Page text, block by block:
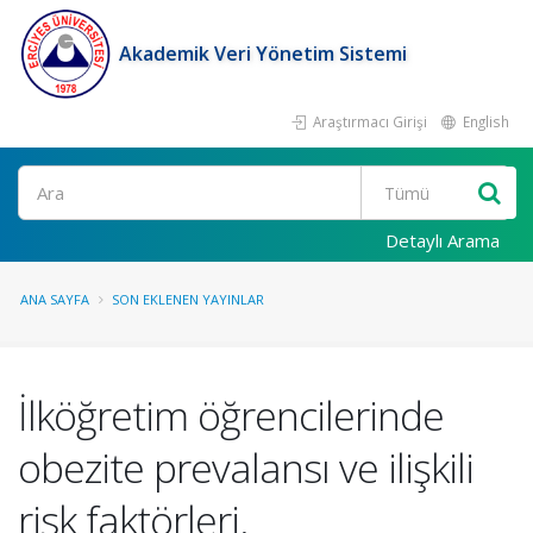
Akademik Veri Yönetim Sistemi
Araştırmacı Girişi English
Ara
Detaylı Arama
ANA SAYFA SON EKLENEN YAYINLAR
İlköğretim öğrencilerinde
obezite prevalansı ve ilişkili
risk faktörleri.